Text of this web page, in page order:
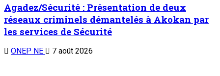
Agadez/Sécurité : Présentation de deux
réseaux criminels démantelés à Akokan par
les services de Sécurité
ONEP NE 7 août 2026